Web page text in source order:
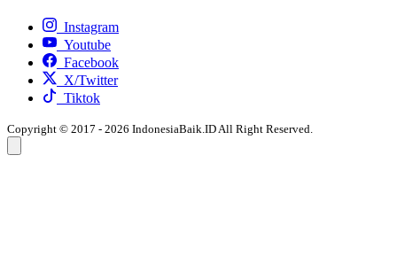
Instagram
Youtube
Facebook
X/Twitter
Tiktok
Copyright © 2017 - 2026 IndonesiaBaik.ID All Right Reserved.